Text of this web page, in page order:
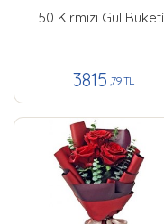
50 Kırmızı Gül Buketi
3815 ,79 TL